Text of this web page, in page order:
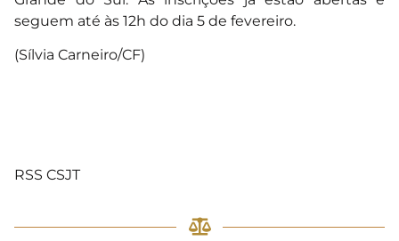
seguem até às 12h do dia 5 de fevereiro.
(Sílvia Carneiro/CF)
RSS CSJT